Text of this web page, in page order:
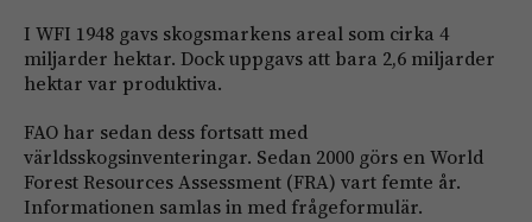
I WFI 1948 gavs skogsmarkens areal som cirka 4
miljarder hektar. Dock uppgavs att bara 2,6 miljarder
hektar var produktiva.
FAO har sedan dess fortsatt med
världsskogsinventeringar. Sedan 2000 görs en World
Forest Resources Assessment (FRA) vart femte år.
Informationen samlas in med frågeformulär.